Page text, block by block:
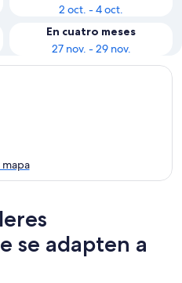
2 oct. - 4 oct.
En cuatro meses
27 nov. - 29 nov.
mapa
se adapten a